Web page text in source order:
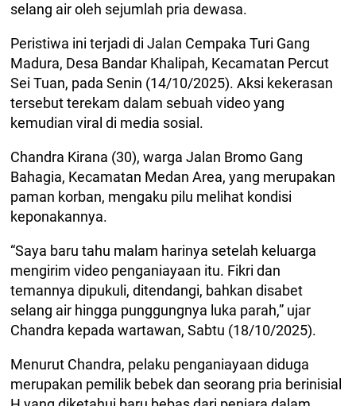
selang air oleh sejumlah pria dewasa.
Peristiwa ini terjadi di Jalan Cempaka Turi Gang
Madura, Desa Bandar Khalipah, Kecamatan Percut
Sei Tuan, pada Senin (14/10/2025). Aksi kekerasan
tersebut terekam dalam sebuah video yang
kemudian viral di media sosial.
Chandra Kirana (30), warga Jalan Bromo Gang
Bahagia, Kecamatan Medan Area, yang merupakan
paman korban, mengaku pilu melihat kondisi
keponakannya.
“Saya baru tahu malam harinya setelah keluarga
mengirim video penganiayaan itu. Fikri dan
temannya dipukuli, ditendangi, bahkan disabet
selang air hingga punggungnya luka parah,” ujar
Chandra kepada wartawan, Sabtu (18/10/2025).
Menurut Chandra, pelaku penganiayaan diduga
merupakan pemilik bebek dan seorang pria berinisial